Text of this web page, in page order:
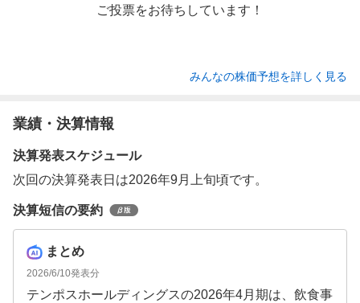
ご投票をお待ちしています！
みんなの株価予想を詳しく見る
業績・決算情報
決算発表スケジュール
次回の決算発表日は2026年9月上旬頃です。
決算短信の要約
まとめ
2026/6/10発表分
テンポスホールディングスの2026年4月期は、飲食事